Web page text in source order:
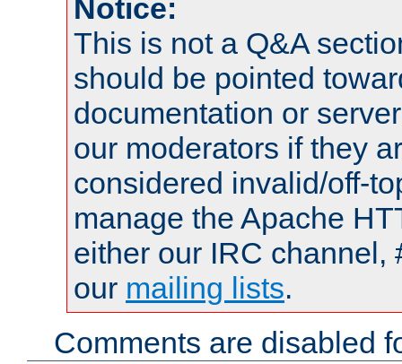
Notice:
This is not a Q&A
should be pointed
documentation or
our moderators if they
considered invalid/off-
manage the Apache
either our IRC channel,
our mailing lists.
Comments are disabled